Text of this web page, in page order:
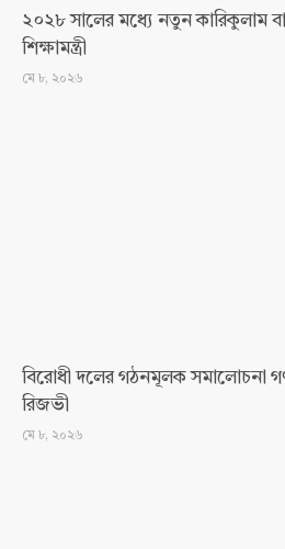
২০২৮ সালের মধ্যে নতুন কারিকুলাম
শিক্ষামন্ত্রী
মে ৮, ২০২৬
বিরোধী দলের গঠনমূলক সমালোচনা
রিজভী
মে ৮, ২০২৬